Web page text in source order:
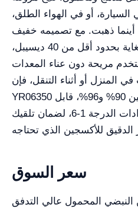
السيارة، أو في الهواء الطلق،
ذهبت. مع تصميمه خفيف
الوزن وتشغيله الهادئ للغاية بحدود أقل من 40 ديسيبل،
مريحة دون عناء المعدات
المنزل أو أثناء التنقل، فإن
YR06350 يزوّد الأكسجين بنقاء يراوح بين 90% و96%، قابل
للتعديل من خلال إعدادات الدرجة 1-6، لضمان تلقيك
سعر السوق
النبضي المحمول عالي التدفق